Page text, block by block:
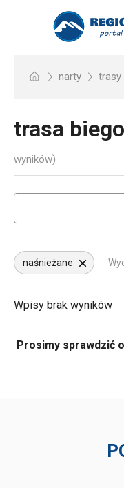
narty trasy
trasa
wyników)
naśnieżane
Wpisy brak wyników
Prosimy sprawdzić